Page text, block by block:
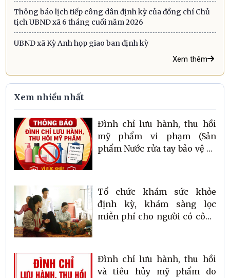
Thông báo lịch tiếp công dân định kỳ của đồng chí Chủ
tịch UBND xã 6 tháng cuối năm 2026
UBND xã Kỳ Anh họp giao ban định kỳ
Xem thêm
Xem nhiều nhất
Đình chỉ lưu hành, thu hồi
mỹ phẩm vi phạm (Sản
phẩm Nước rửa tay bảo vệ da
boss Intense)
Tổ chức khám sức khỏe
định kỳ, khám sàng lọc
miễn phí cho người có công
Đình chỉ lưu hành, thu hồi
và tiêu hủy mỹ phẩm do